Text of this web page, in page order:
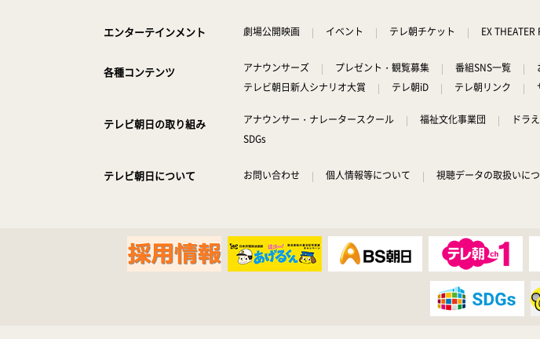
エンターテインメント 劇場公開映画 イベント テレ朝チケット EX
各種コンテンツ アナウンサーズ プレゼント・観覧募集 番組SNS一覧
テレビ朝日新人シナリオ大賞
テレ朝iD テレ朝リンク
テレビ朝日の取り組み アナウンサー・ナレータースクール 福祉文化事業団 ドラ
SDGs
テレビ朝日について お問い合わせ 個人情報等について 視聴データの取扱いに